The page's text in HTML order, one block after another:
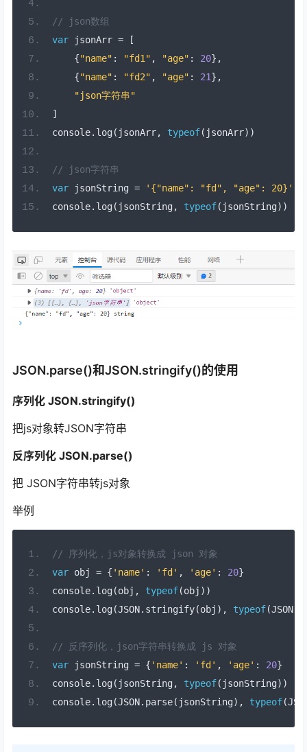
// json数组
var jsonArr =
[
{"name" : "fd1" , "age" : 20},
{"name" : "fd2" , "age" : 21},
"json字符串"
]
console. log ( jsonArr, typeof( jsonArr))
// json字符串
var jsonString =
'{"name": "fd", "age": 20}'
console. log ( jsonString , typeof( jsonString))
JSON.parse()和JSON.stringify()的使⽤
序列化 JSON.stringify()
把js对象转JSON字符串
反序列化 JSON.parse()
把 JSON字符串转js对象
举例
// 序列化，js对象转换成 json 对象
var obj = { 'name' : 'fd' , 'age' : 20}
console. log (obj , typeof(obj ))
console. log (JSON. stringify(obj ), typeof(JSON.
// 反序列化，json字符串转换成 js 对象
var jsonString = { 'name' : 'fd' , 'age' : 20}
console. log ( jsonString , typeof( jsonString))
console. log (JSON. parse( jsonString), typeof(